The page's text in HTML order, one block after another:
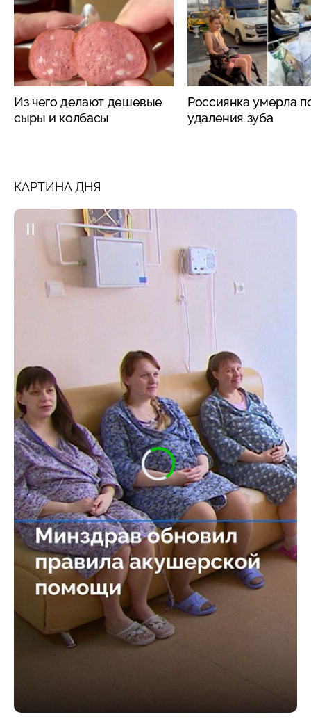
Из чего делают дешевые
сыры и колбасы
Россиянка умерла
удаления зуба
КАРТИНА ДНЯ